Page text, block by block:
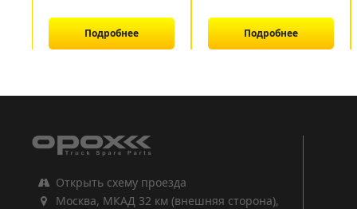
Подробнее Подробнее
Открыть схему проезда
Москва, МКАД 32 км (внешняя сторона),